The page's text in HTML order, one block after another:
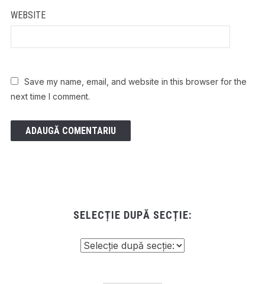
WEBSITE
Save my name, email, and website in this browser for the
next time I comment.
SELECȚIE DUPĂ SECȚIE: